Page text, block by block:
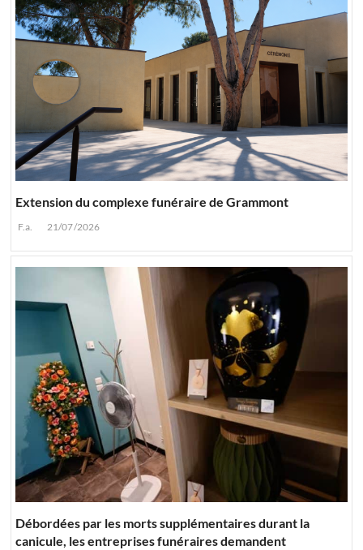
Extension du complexe funéraire de Grammont
F.a. 21/07/2026
Débordées par les morts supplémentaires durant la
canicule, les entreprises funéraires demandent